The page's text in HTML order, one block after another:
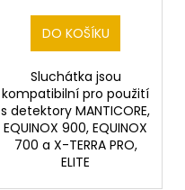
DO KOŠÍKU
Sluchátka jsou
kompatibilní pro použití
s detektory MANTICORE,
EQUINOX 900, EQUINOX
700 a X-TERRA PRO,
ELITE